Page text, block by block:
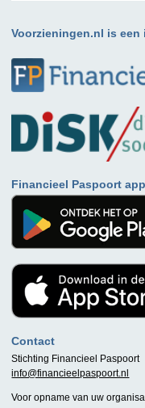
Voorzieningen.nl is
Financieel Paspoort app
Contact
Stichting Financieel Paspoort
info@financieelpaspoort.nl
Voor opname van uw